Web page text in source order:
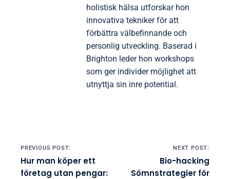
holistisk hälsa utforskar hon
innovativa tekniker för att
förbättra välbefinnande och
personlig utveckling. Baserad i
Brighton leder hon workshops
som ger individer möjlighet att
utnyttja sin inre potential.
Post navigation
PREVIOUS POST:
Hur man köper ett
företag utan pengar:
NEXT POST:
Bio-hacking
Sömnstrategier för